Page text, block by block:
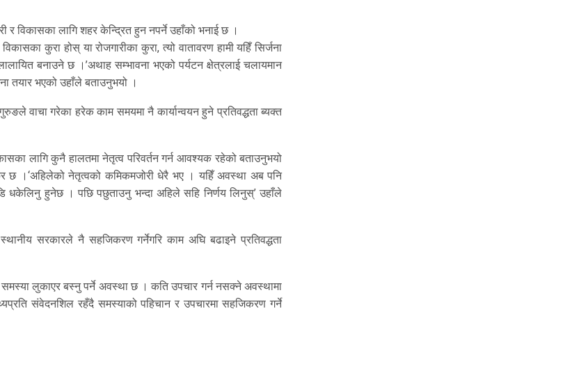
र विकासका लागि शहर केन्द्रित हुन नपर्ने उहाँको भनाई छ ।
कुरा होस् या रोजगारीका कुरा, त्यो वातावरण हामी यहिँ सिर्जना
बनाउने छ ।’अथाह सम्भावना भएको पर्यटन क्षेत्रलाई चलायमान
तयार भएको उहाँले बताउनुभयो ।
वाचा गरेका हरेक काम समयमा नै कार्यान्वयन हुने प्रतिवद्धता ब्यक्त
लागि कुनै हालतमा नेतृत्व परिवर्तन गर्न आवश्यक रहेको बताउनुभयो
छ ।‘अहिलेको नेतृत्वको कमिकमजोरी धेरै भए । यहिँ अवस्था अब पनि
धकेलिनु हुनेछ । पछि पछुताउनु भन्दा अहिले सहि निर्णय लिनुस्’ उहाँले
सरकारले नै सहजिकरण गर्नेगरि काम अघि बढाइने प्रतिवद्धता
समस्या लुकाएर बस्नु पर्ने अवस्था छ । कति उपचार गर्न नसक्ने अवस्थामा
संवेदनशिल रहँदै समस्याको पहिचान र उपचारमा सहजिकरण गर्ने